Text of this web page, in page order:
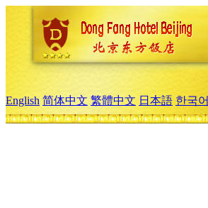
English 简体中文 繁體中文 日本語 한국어